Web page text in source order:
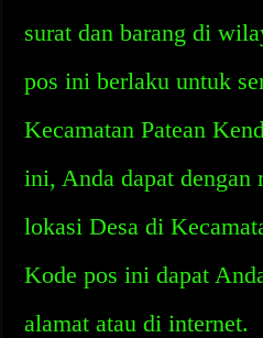
surat dan barang di
pos ini berlaku untuk
Kecamatan Patean
ini, Anda dapat dengan
lokasi Desa di
Kode pos ini dapat
alamat atau di internet.